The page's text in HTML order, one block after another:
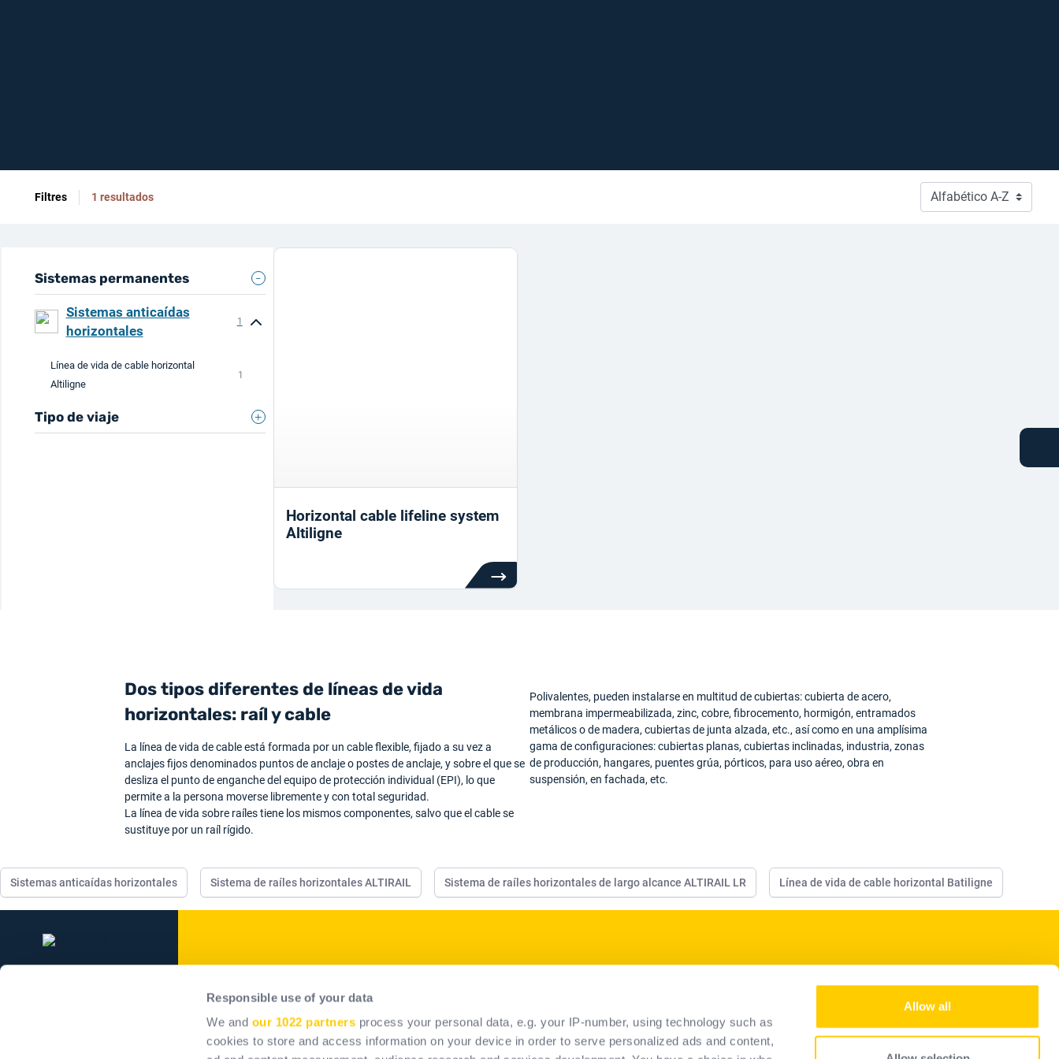
Responsible use of your data
We and our 1022 partners process your personal data, e.g. your IP-number, using technology such as
cookies to store and access information on your device in order to serve personalized ads and content,
Allow all
Filtres 1 resultados
Sistemas permanentes
Sistemas anticaídas
horizontales
1
Línea de vida de cable horizontal
Altiligne
1
Tipo de viaje
Horizontal cable lifeline system
Altiligne
Dos tipos diferentes de líneas de vida
horizontales: raíl y cable
La línea de vida de cable está formada por un cable flexible, fijado a su vez a
anclajes fijos denominados puntos de anclaje o postes de anclaje, y sobre el que se
desliza el punto de enganche del equipo de protección individual (EPI), lo que
permite a la persona moverse libremente y con total seguridad.
La línea de vida sobre raíles tiene los mismos componentes, salvo que el cable se
sustituye por un raíl rígido.
Polivalentes, pueden instalarse en multitud de cubiertas: cubierta de acero,
membrana impermeabilizada, zinc, cobre, fibrocemento, hormigón, entramados
metálicos o de madera, cubiertas de junta alzada, etc., así como en una amplísima
gama de configuraciones: cubiertas planas, cubiertas inclinadas, industria, zonas
de producción, hangares, puentes grúa, pórticos, para uso aéreo, obra en
suspensión, en fachada, etc.
Sistemas anticaídas horizontales Sistema de raíles horizontales ALTIRAIL Sistema de raíles horizontales de largo alcance ALTIRAIL LR Línea de vida de cable horizontal Batiligne
Nuestros compromisos
Soluciones de sistemas
permanentes anticaída
Nuestros servicios
conviértase en distribuidor
Guía de selección